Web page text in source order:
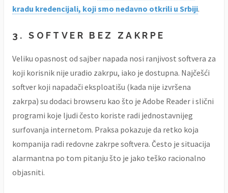
kradu kredencijali, koji smo nedavno otkrili u Srbiji.
3. SOFTVER BEZ ZAKRPE
Veliku opasnost od sajber napada nosi ranjivost softvera za
koji korisnik nije uradio zakrpu, iako je dostupna. Najčešći
softver koji napadači eksploatišu (kada nije izvršena
zakrpa) su dodaci browseru kao što je Adobe Reader i slični
programi koje ljudi često koriste radi jednostavnijeg
surfovanja internetom. Praksa pokazuje da retko koja
kompanija radi redovne zakrpe softvera. Često je situacija
alarmantna po tom pitanju što je jako teško racionalno
objasniti.